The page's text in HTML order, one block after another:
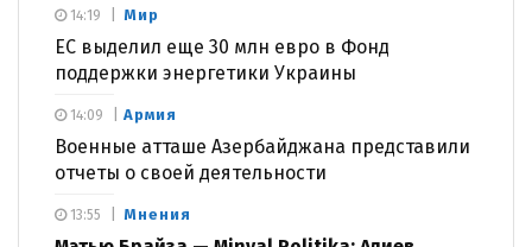
Мир
ЕС выделил еще 30 млн евро в Фонд
поддержки энергетики Украины
14:19
Армия
Военные атташе Азербайджана представили
отчеты о своей деятельности
14:09
Мнения
13:55